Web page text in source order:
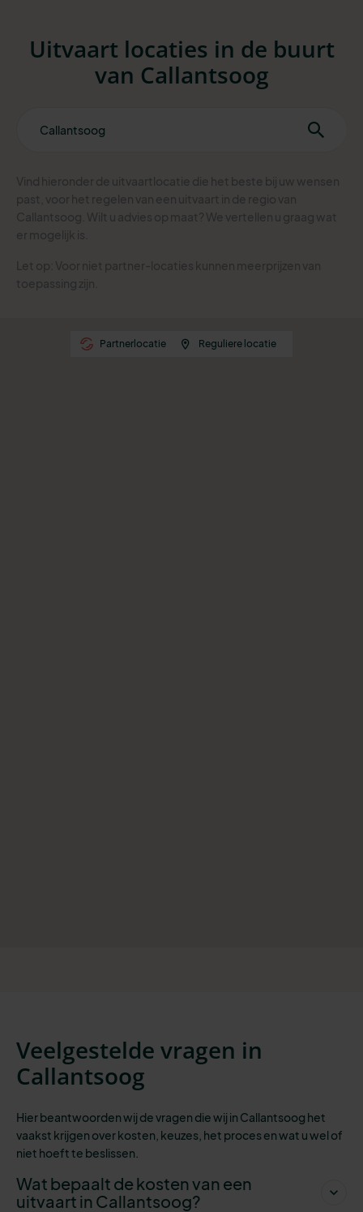
Uitvaart locaties in de buurt
van Callantsoog
Partnerlocatie Reguliere locatie
Veelgestelde vragen in
Callantsoog
Hier beantwoorden wij de vragen die wij in Callantsoog het
vaakst krijgen over kosten, keuzes, het proces en wat u wel of
niet hoeft te beslissen.
Wat bepaalt de kosten van een
uitvaart in Callantsoog?